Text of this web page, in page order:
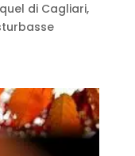
di Cagliari,